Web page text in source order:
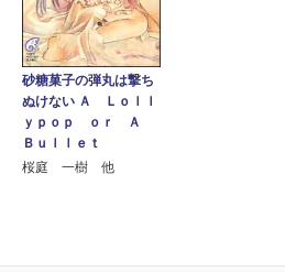
砂糖菓子の弾丸は撃ち
ぬけない Ａ Ｌｏｌｌ
ｙｐｏｐ ｏｒ Ａ
Ｂｕｌｌｅｔ
桜庭 一樹 他